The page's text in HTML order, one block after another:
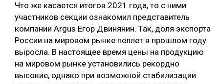
Что же касается итогов 2021 года, то с ними
участников секции ознакомил представитель
компании Argus Егор Двинянин. Так, доля экспорта
России на мировом рынке пеллет в прошлом году
выросла. В настоящее время цены на продукцию
на мировом рынке установились рекордно
высокие, однако при возможной стабилизации